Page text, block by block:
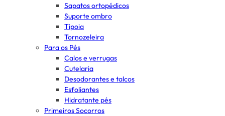
Sapatos ortopédicos
Suporte ombro
Tipoia
Tornozeleira
Para os Pés
Calos e verrugas
Cutelaria
Desodorantes e talcos
Esfoliantes
Hidratante pés
Primeiros Socorros